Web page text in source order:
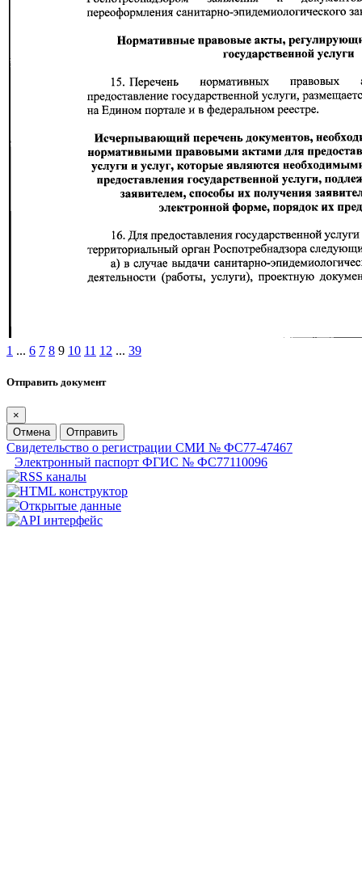
1 ... 6 7 8 9 10 11 12 ... 39
Отправить документ
×
Отмена
Отправить
Свидетельство о регистрации СМИ № ФС77-47467
Электронный паспорт ФГИС № ФС77110096